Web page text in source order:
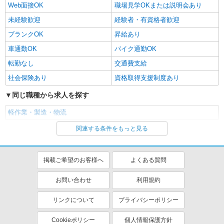
Web面接OK
職場見学OKまたは説明会あり
未経験歓迎
経験者・有資格者歓迎
ブランクOK
昇給あり
車通勤OK
バイク通勤OK
転勤なし
交通費支給
社会保険あり
資格取得支援制度あり
同じ職種から求人を探す
軽作業・製造・物流
同じ特徴から求人を探す
未経験歓迎
車通勤OK
社会保険あり
関連する条件をもっと見る
掲載ご希望のお客様へ よくある質問
お問い合わせ 利用規約
リンクについて プライバシーポリシー
Cookieポリシー 個人情報保護方針